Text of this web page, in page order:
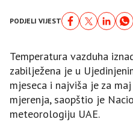
PODJELI VIJEST
Temperatura vazduha
zabilježena je u
mjeseca i najviša je za
mjerenja, saopštio je
meteorologiju UAE.